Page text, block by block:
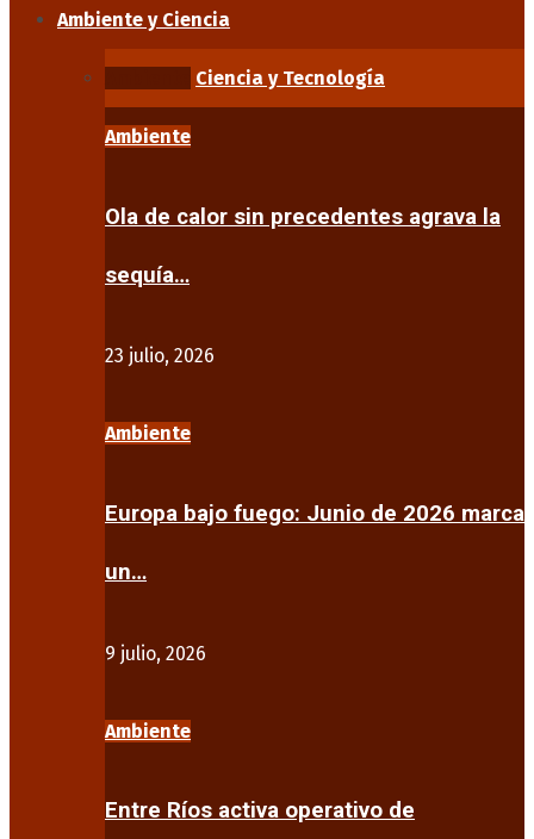
Ambiente y Ciencia
Ciencia y Tecnología
Ambiente
Ola de calor sin precedentes agrava la
sequía…
23 julio, 2026
Ambiente
Europa bajo fuego: Junio de 2026 marca
un…
9 julio, 2026
Ambiente
Entre Ríos activa operativo de